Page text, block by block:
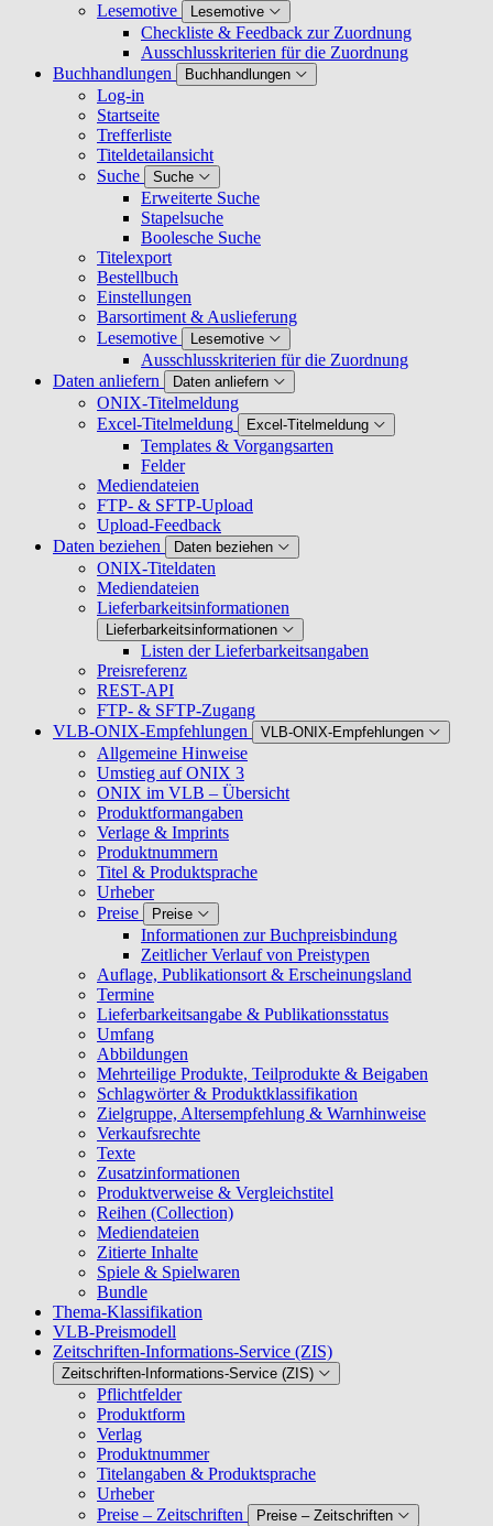
Lesemotive
Lesemotive
Checkliste & Feedback zur Zuordnung
Ausschlusskriterien für die Zuordnung
Buchhandlungen
Buchhandlungen
Log-in
Startseite
Trefferliste
Titeldetailansicht
Suche
Suche
Erweiterte Suche
Stapelsuche
Boolesche Suche
Titelexport
Bestellbuch
Einstellungen
Barsortiment & Auslieferung
Lesemotive
Lesemotive
Ausschlusskriterien für die Zuordnung
Daten anliefern
Daten anliefern
ONIX-Titelmeldung
Excel-Titelmeldung
Excel-Titelmeldung
Templates & Vorgangsarten
Felder
Mediendateien
FTP- & SFTP-Upload
Upload-Feedback
Daten beziehen
Daten beziehen
ONIX-Titeldaten
Mediendateien
Lieferbarkeitsinformationen
Lieferbarkeitsinformationen
Listen der Lieferbarkeitsangaben
Preisreferenz
REST-API
FTP- & SFTP-Zugang
VLB-ONIX-Empfehlungen
VLB-ONIX-Empfehlungen
Allgemeine Hinweise
Umstieg auf ONIX 3
ONIX im VLB – Übersicht
Produktformangaben
Verlage & Imprints
Produktnummern
Titel & Produktsprache
Urheber
Preise
Preise
Informationen zur Buchpreisbindung
Zeitlicher Verlauf von Preistypen
Auflage, Publikationsort & Erscheinungsland
Termine
Lieferbarkeitsangabe & Publikationsstatus
Umfang
Abbildungen
Mehrteilige Produkte, Teilprodukte & Beigaben
Schlagwörter & Produktklassifikation
Zielgruppe, Altersempfehlung & Warnhinweise
Verkaufsrechte
Texte
Zusatzinformationen
Produktverweise & Vergleichstitel
Reihen (Collection)
Mediendateien
Zitierte Inhalte
Spiele & Spielwaren
Bundle
Thema-Klassifikation
VLB-Preismodell
Zeitschriften-Informations-Service (ZIS)
Zeitschriften-Informations-Service (ZIS)
Pflichtfelder
Produktform
Verlag
Produktnummer
Titelangaben & Produktsprache
Urheber
Preise – Zeitschriften
Preise – Zeitschriften